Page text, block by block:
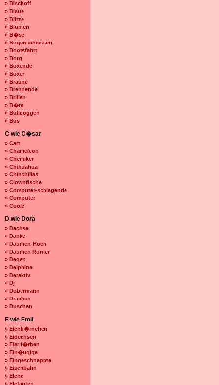
» Bischoff
» Blaue
» Blitze
» Blumen
» B�se
» Bogenschiessen
» Bootsfahrt
» Borg
» Boxende
» Boxer
» Braune
» Brennende
» Brillen
» B�ro
» Bulldoggen
» Bus
C wie C�sar
» Cart
» Chameleon
» Chemiker
» Chihuahua
» Chinchillas
» Clownfische
» Computer-schlagende
» Computer
» Coole
D wie Dora
» Dachse
» Danke
» Daumen-Hoch
» Daumen Runter
» Degen
» Delphine
» Detektiv
» Dj
» Dobermann
» Drachen
» Duschen
E wie Emil
» Eichh�rnchen
» Eidechsen
» Eier f�rben
» Ein�ugige
» Eingeschnappte
» Eisenbahn
» Elche
» Elefanten